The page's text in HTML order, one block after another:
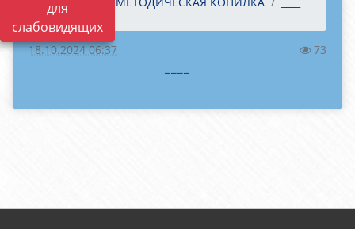
для
слабовидящих
____
18.10.2024 06:37 73